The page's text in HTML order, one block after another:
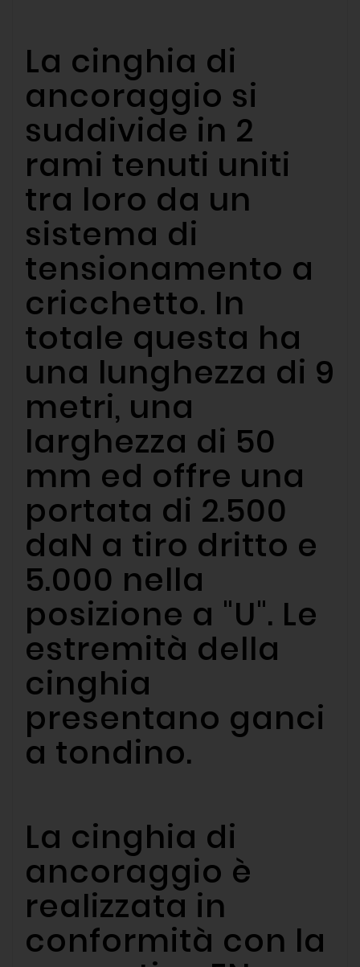
La cinghia di
ancoraggio si
suddivide in 2
rami tenuti uniti
tra loro da un
sistema di
tensionamento a
cricchetto. In
totale questa ha
una lunghezza di 9
metri, una
larghezza di 50
mm ed offre una
portata di 2.500
daN a tiro dritto e
5.000 nella
posizione a "U". Le
estremità della
cinghia
presentano ganci
a tondino.
La cinghia di
ancoraggio è
realizzata in
conformità con la